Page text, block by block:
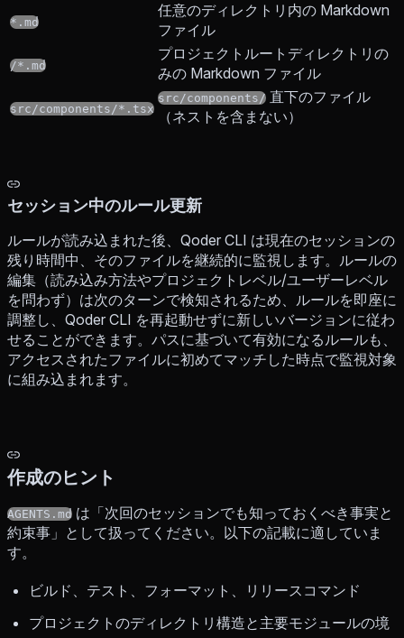
*.md
任意のディレクトリ内の Markdown
ファイル
/*.md
プロジェクトルートディレクトリの
みの Markdown ファイル
src/components/*.tsx
src/components/ 直下のファイル
（ネストを含まない）
セッション中のルール更新
ルールが読み込まれた後、Qoder CLI は現在のセッションの
残り時間中、そのファイルを継続的に監視します。ルールの
編集（読み込み方法やプロジェクトレベル/ユーザーレベル
を問わず）は次のターンで検知されるため、ルールを即座に
調整し、Qoder CLI を再起動せずに新しいバージョンに従わ
せることができます。パスに基づいて有効になるルールも、
アクセスされたファイルに初めてマッチした時点で監視対象
に組み込まれます。
作成のヒント
AGENTS.md は「次回のセッションでも知っておくべき事実と
約束事」として扱ってください。以下の記載に適していま
す。
ビルド、テスト、フォーマット、リリースコマンド
プロジェクトのディレクトリ構造と主要モジュールの境